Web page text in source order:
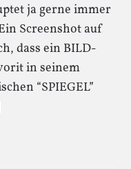
ja gerne immer
Screenshot auf
dass ein BILD-
in seinem
“SPIEGEL”